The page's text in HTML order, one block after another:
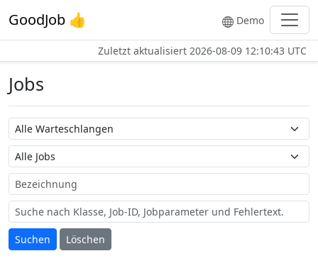
GoodJob 👍 Demo
Zuletzt aktualisiert 2026-08-09 12:10:43 UTC
Jobs
Warteschlangenname
Job-Name
Bezeichnung
Suchen
Löschen